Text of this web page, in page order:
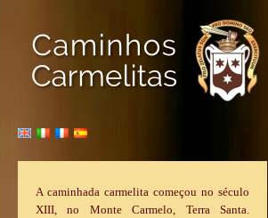
A caminhada carmelita começou no século
XIII, no Monte Carmelo, Terra Santa.